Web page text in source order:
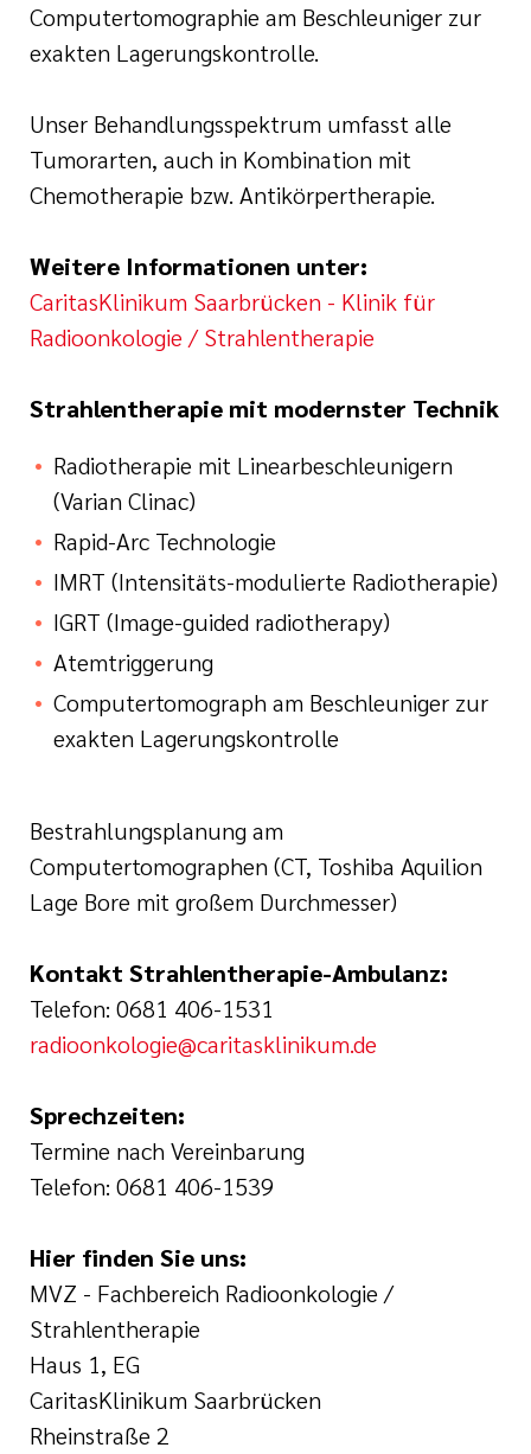
Computertomographie am Beschleuniger zur
exakten Lagerungskontrolle.
Unser Behandlungsspektrum umfasst alle
Tumorarten, auch in Kombination mit
Chemotherapie bzw. Antikörpertherapie.
Weitere Informationen unter:
CaritasKlinikum Saarbrücken - Klinik für
Radioonkologie / Strahlentherapie
Strahlentherapie mit modernster Technik
Radiotherapie mit Linearbeschleunigern
(Varian Clinac)
Rapid-Arc Technologie
IMRT (Intensitäts-modulierte Radiotherapie)
IGRT (Image-guided radiotherapy)
Atemtriggerung
Computertomograph am Beschleuniger zur
exakten Lagerungskontrolle
Bestrahlungsplanung am
Computertomographen (CT, Toshiba Aquilion
Lage Bore mit großem Durchmesser)
Kontakt Strahlentherapie-Ambulanz:
Telefon: 0681 406-1531
radioonkologie@caritasklinikum.de
Sprechzeiten:
Termine nach Vereinbarung
Telefon: 0681 406-1539
Hier finden Sie uns:
MVZ - Fachbereich Radioonkologie /
Strahlentherapie
Haus 1, EG
CaritasKlinikum Saarbrücken
Rheinstraße 2